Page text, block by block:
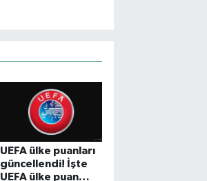
UEFA ülke puanları
güncellendi! İşte
UEFA ülke puan